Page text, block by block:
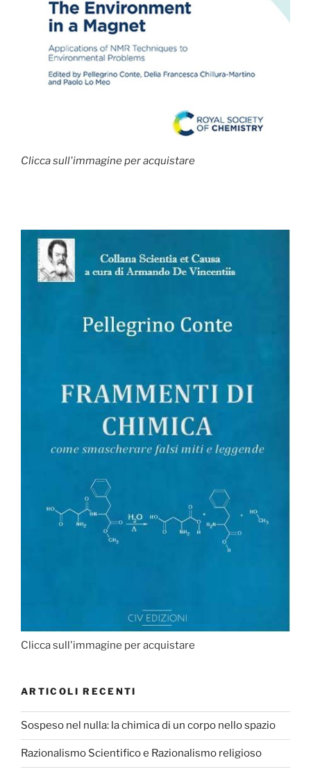
Clicca sull'immagine per acquistare
Clicca sull'immagine per acquistare
ARTICOLI RECENTI
Sospeso nel nulla: la chimica di un corpo nello spazio
Razionalismo Scientifico e Razionalismo religioso